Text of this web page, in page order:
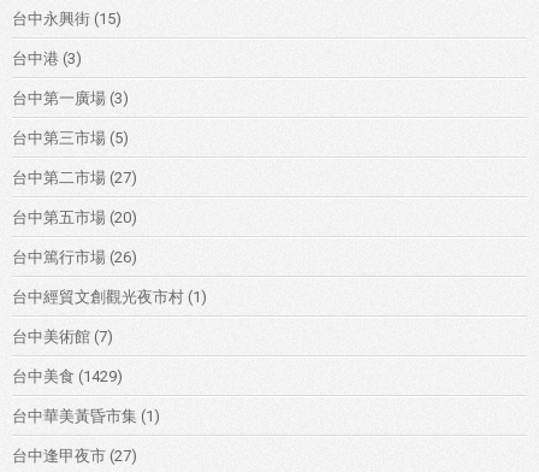
台中永興街 (15)
台中港 (3)
台中第一廣場 (3)
台中第三市場 (5)
台中第二市場 (27)
台中第五市場 (20)
台中篤行市場 (26)
台中經貿文創觀光夜市村 (1)
台中美術館 (7)
台中美食 (1429)
台中華美黃昏市集 (1)
台中逢甲夜市 (27)